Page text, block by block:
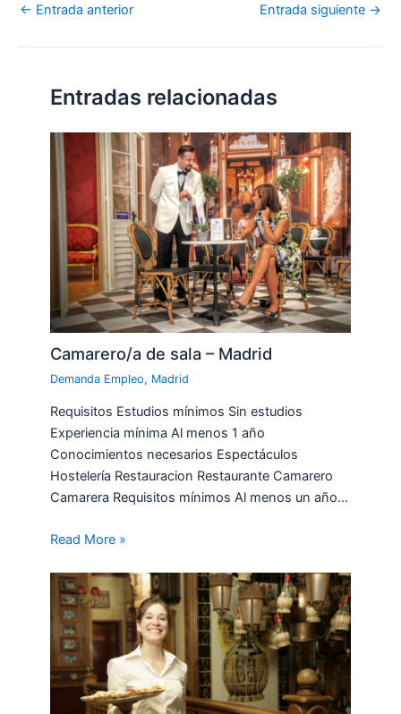
← Entrada anterior Entrada siguiente →
Entradas relacionadas
Camarero/a de sala – Madrid
Demanda Empleo, Madrid
Requisitos Estudios mínimos Sin estudios
Experiencia mínima Al menos 1 año
Conocimientos necesarios Espectáculos
Hostelería Restauracion Restaurante Camarero
Camarera Requisitos mínimos Al menos un año…
Read More »